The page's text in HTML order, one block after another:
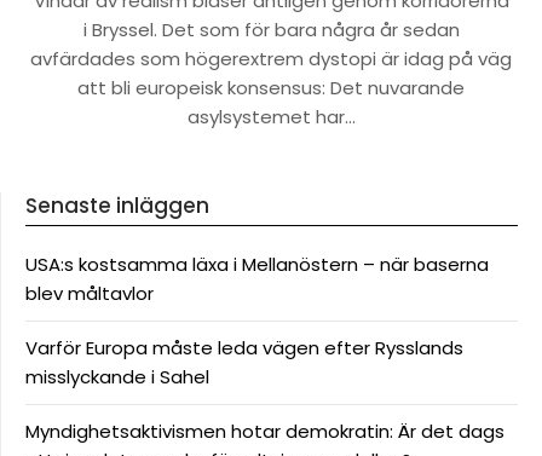
i Bryssel. Det som för bara några år sedan
avfärdades som högerextrem dystopi är idag på väg
att bli europeisk konsensus: Det nuvarande
asylsystemet har…
Senaste inläggen
USA:s kostsamma läxa i Mellanöstern – när baserna
blev måltavlor
Varför Europa måste leda vägen efter Rysslands
misslyckande i Sahel
Myndighetsaktivismen hotar demokratin: Är det dags